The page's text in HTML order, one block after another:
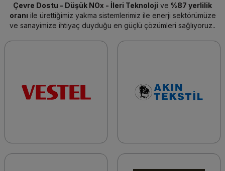
Çevre Dostu - Düşük NOx - İleri Teknoloji ve %87 yerlilik
oranı ile ürettiğimiz yakma sistemlerimiz ile enerji sektörümüze
ve sanayimize ihtiyaç duyduğu en güçlü çözümleri sağlıyoruz..